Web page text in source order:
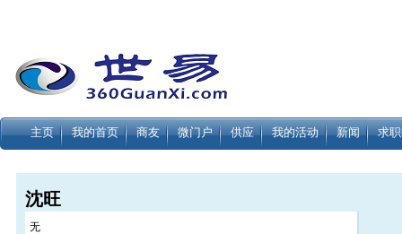
主页 我的首页 商友 微门户 供应 我的活动 新闻 求
沈旺
无